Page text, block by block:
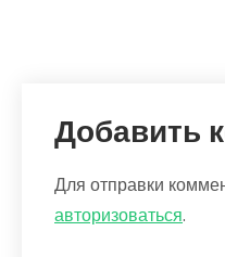
Добавить
Для отправки
авторизоваться.